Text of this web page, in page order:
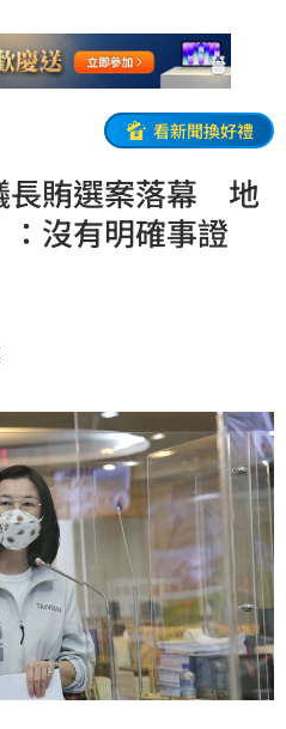
看新聞換好禮
長賄選案落幕 地
沒有明確事證